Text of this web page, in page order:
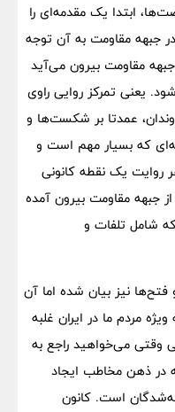
ابتدا یک مقدمه‌ای را
جبهه مقاومت به آن توجه
مقاومت بیرون می‌آید
یعنی تمرکز روایی راوی
عمدتا بر شکست‌ها و
که بسیار مهم است و
روایت یک نقطه کانونی
جبهه مقاومت بیرون آمده
شامل تلفات و
نیز بیان شده اما آن
مردم ما در ایران غلبه
وقتی می‌خواهید راجع ‌به
در ذهن مخاطب ایجاد
است. کانون